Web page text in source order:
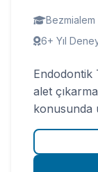
Bezmialem
6+ Yıl
Endodontik
alet
konusunda